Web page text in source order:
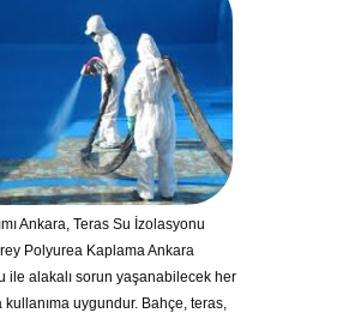
Ankara, Teras Su İzolasyonu
Polyurea Kaplama Ankara
ile alakalı sorun yaşanabilecek her
uygundur. Bahçe, teras,